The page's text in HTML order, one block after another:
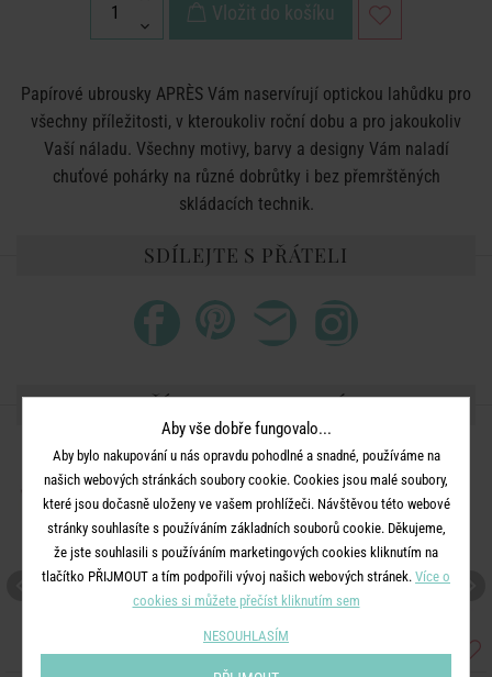
Vložit do košíku
Papírové ubrousky APRÈS Vám naservírují optickou lahůdku pro
všechny příležitosti, v kteroukoliv roční dobu a pro jakoukoliv
Vaší náladu. Všechny motivy, barvy a designy Vám naladí
chuťové pohárky na různé dobrůtky i bez přemrštěných
skládacích technik.
SDÍLEJTE S PŘÁTELI
DALŠÍ PRODUKTY ZE SÉRIE
Aby vše dobře fungovalo...
Aby bylo nakupování u nás opravdu pohodlné a snadné, používáme na
našich webových stránkách soubory cookie. Cookies jsou malé soubory,
které jsou dočasně uloženy ve vašem prohlížeči. Návštěvou této webové
stránky souhlasíte s používáním základních souborů cookie. Děkujeme,
že jste souhlasili s používáním marketingových cookies kliknutím na
tlačítko PŘIJMOUT a tím podpořili vývoj našich webových stránek. Více o
cookies si můžete přečíst kliknutím sem
NESOUHLASÍM